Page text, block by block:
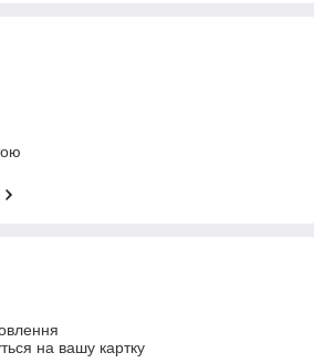
на вашу картку